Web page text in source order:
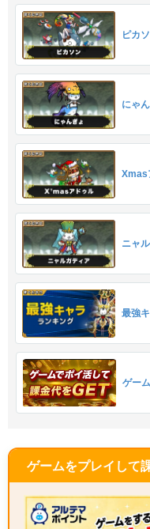
ピカ
にゃ
Xmas
ニャ
最強
ゲー
ゲームをプレイして